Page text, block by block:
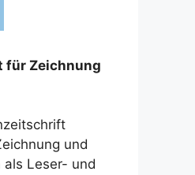
für Zeichnung
und
als Leser- und